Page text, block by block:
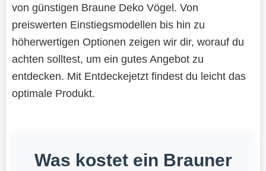
von günstigen Braune Deko Vögel. Von
preiswerten Einstiegsmodellen bis hin zu
höherwertigen Optionen zeigen wir dir, worauf du
achten solltest, um ein gutes Angebot zu
entdecken. Mit Entdeckejetzt findest du leicht das
optimale Produkt.
Was kostet ein Brauner